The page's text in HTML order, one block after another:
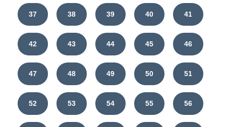
37 38 39 40 41
42 43 44 45 46
47 48 49 50 51
52 53 54 55 56